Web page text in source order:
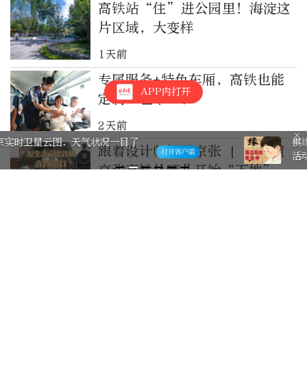
高铁站“住”进公园里！海淀这
片区域，大变样
1天前
专属服务+特色车厢，高铁也能
定制“包车”！
2天前
跟着设计师探园京张 | 你知道
京张高铁从哪儿开始“下地”
APP内打开
棋缘！晒出我的“晚报杯” 有奖征集
活动邀您参与